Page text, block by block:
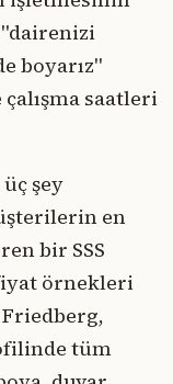
"dairenizi
boyarız"
saatleri
şey
en
bir SSS
örnekleri
tüm